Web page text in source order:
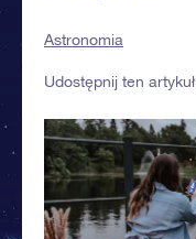
Astronomia
Udostępnij ten